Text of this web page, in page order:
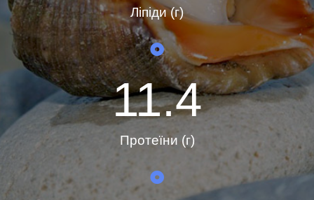
Ліпіди (г)
Протеїни (г)
11.4